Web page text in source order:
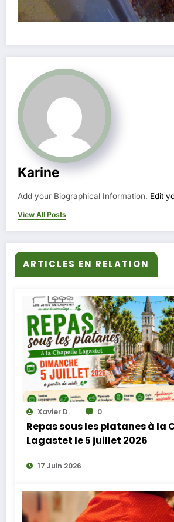
Karine
Add your Biographical Information. Edit
View All Posts
ARTICLES EN RELATION
Xavier D. 0
Repas sous les platanes à la
Lagastet le 5 juillet 2026
17 Juin 2026